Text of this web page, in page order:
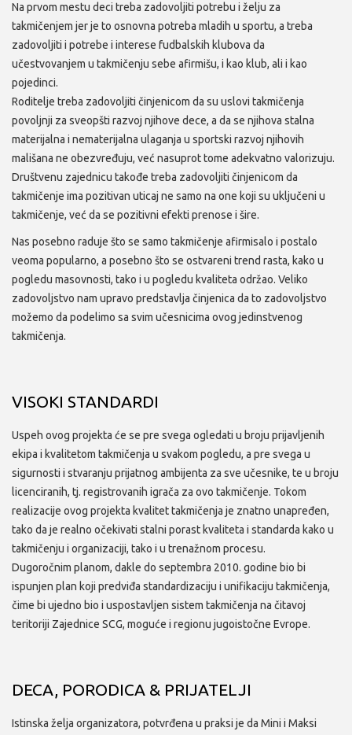
Na prvom mestu deci treba zadovoljiti potrebu i želju za
takmičenjem jer je to osnovna potreba mladih u sportu, a treba
zadovoljiti i potrebe i interese fudbalskih klubova da
učestvovanjem u takmičenju sebe afirmišu, i kao klub, ali i kao
pojedinci.
Roditelje treba zadovoljiti činjenicom da su uslovi takmičenja
povoljnji za sveopšti razvoj njihove dece, a da se njihova stalna
materijalna i nematerijalna ulaganja u sportski razvoj njihovih
mališana ne obezvređuju, već nasuprot tome adekvatno valorizuju.
Društvenu zajednicu takođe treba zadovoljiti činjenicom da
takmičenje ima pozitivan uticaj ne samo na one koji su uključeni u
takmičenje, već da se pozitivni efekti prenose i šire.
Nas posebno raduje što se samo takmičenje afirmisalo i postalo
veoma popularno, a posebno što se ostvareni trend rasta, kako u
pogledu masovnosti, tako i u pogledu kvaliteta održao. Veliko
zadovoljstvo nam upravo predstavlja činjenica da to zadovoljstvo
možemo da podelimo sa svim učesnicima ovog jedinstvenog
takmičenja.
VISOKI STANDARDI
Uspeh ovog projekta će se pre svega ogledati u broju prijavljenih
ekipa i kvalitetom takmičenja u svakom pogledu, a pre svega u
sigurnosti i stvaranju prijatnog ambijenta za sve učesnike, te u broju
licenciranih, tj. registrovanih igrača za ovo takmičenje. Tokom
realizacije ovog projekta kvalitet takmičenja je znatno unapređen,
tako da je realno očekivati stalni porast kvaliteta i standarda kako u
takmičenju i organizaciji, tako i u trenažnom procesu.
Dugoročnim planom, dakle do septembra 2010. godine bio bi
ispunjen plan koji predviđa standardizaciju i unifikaciju takmičenja,
čime bi ujedno bio i uspostavljen sistem takmičenja na čitavoj
teritoriji Zajednice SCG, moguće i regionu jugoistočne Evrope.
DECA, PORODICA & PRIJATELJI
Istinska želja organizatora, potvrđena u praksi je da Mini i Maksi